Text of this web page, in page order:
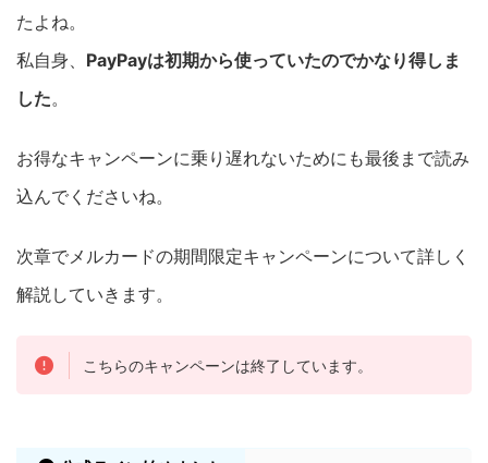
たよね。
私自身、 PayPayは初期から使っていたのでかなり得しま
した。
お得なキャンペーンに乗り遅れないためにも最後まで読み
込んでくださいね。
次章でメルカードの期間限定キャンペーンについて詳しく
解説していきます。
こちらのキャンペーンは終了しています。